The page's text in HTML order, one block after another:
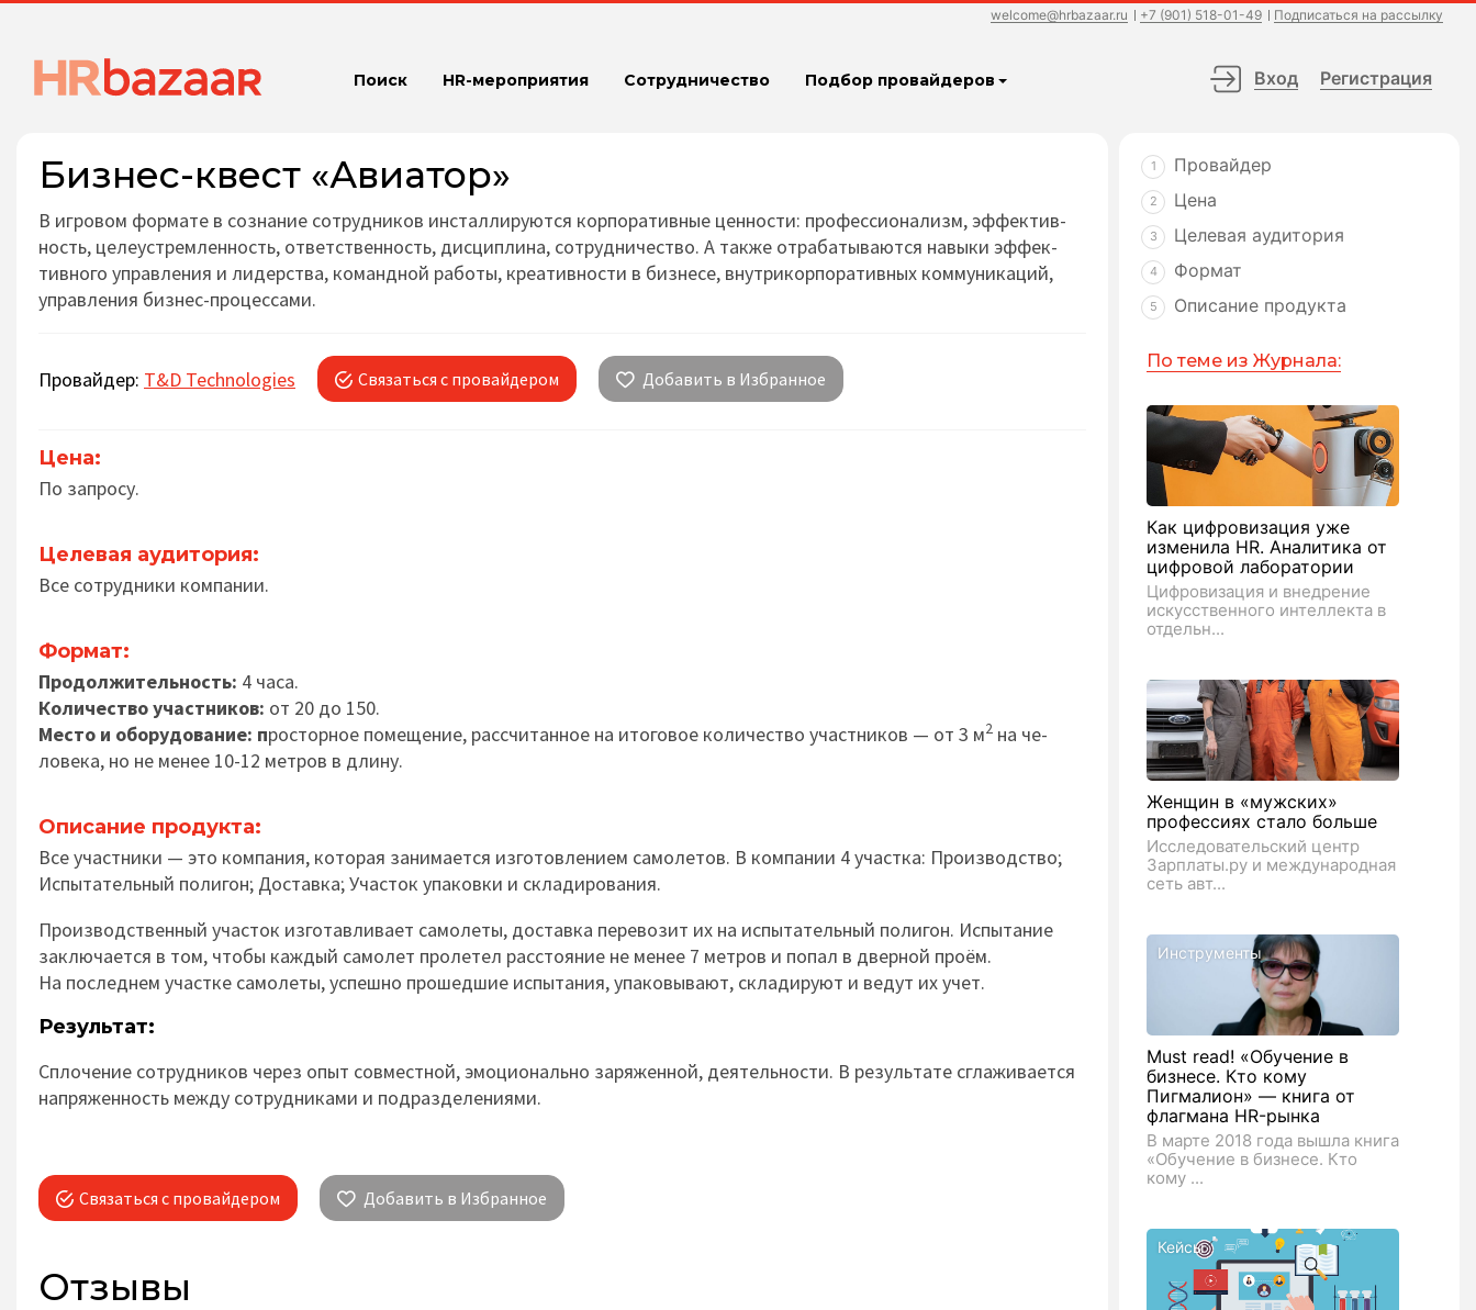
welcome@hrbazaar.ru +7 (901) 518-01-49 Подписаться на рассылку
Поиск HR-мероприятия Сотрудничество Подбор провайдеров Вход Регистрация
Бизнес-квест «Авиатор»
В игро­вом форма­те в созна­ние сотруд­ни­ков инстал­ли­руют­ся кор­по­ра­тив­ные цен­нос­ти: профес­сио­на­лизм, эф­фек­тив­
ность, целеуст­рем­лен­ность, от­ветст­вен­ность, дис­цип­ли­на, сот­руд­ни­чест­во. А также от­ра­ба­ты­вают­ся навы­ки эф­фек­
тив­но­го управ­ле­ния и лидерст­ва, команд­ной работы, креа­тив­нос­ти в бизнесе, внут­ри­кор­по­ра­тив­ных ком­му­ни­ка­ций,
управ­ле­ния бизнес-процессами.
Провайдер: T&D Technologies Связаться с провайдером Добавить в Избранное
Цена:
По запросу.
Целевая аудитория:
Все сотрудники компании.
Формат:
Продолжительность: 4 часа.
Количество участников: от 20 до 150.
Место и оборудование: просторное поме­ще­ние, рас­счи­тан­ное на ито­го­вое ко­ли­чест­во участ­ни­ков — от 3 м2 на че­
лове­ка, но не менее 10-12 метров в длину.
Описание продукта:
Все участ­ни­ки — это компа­ния, кото­рая за­нимает­ся изго­тов­ле­нием само­ле­тов. В компа­нии 4 участка: Произ­водст­во;
Испы­та­тель­ный по­ли­гон; Достав­ка; Учас­ток упа­ков­ки и складирования.
Производственный участок из­го­тав­ли­вает само­ле­ты, достав­ка пере­во­зит их на испы­та­тель­ный по­ли­гон. Испыта­ние
заклю­чает­ся в том, чтобы каж­дый само­лет про­ле­тел рас­стоя­ние не менее 7 метров и попал в двер­ной проём.
На послед­нем участ­ке само­ле­ты, успеш­но про­шед­шие испы­та­ния, упа­ко­вы­вают, скла­ди­руют и ведут их учет.
Результат:
Сплочение сотруд­ни­ков через опыт сов­мест­ной, эмо­цио­наль­но заря­жен­ной, дея­тель­нос­ти. В резуль­та­те сгла­жи­вает­ся
напря­жен­ность между сотруд­ни­ка­ми и подразделениями.
Связаться с провайдером Добавить в Избранное
Отзывы
1 Провайдер
2 Цена
3 Целевая аудитория
4 Формат
5 Описание продукта
По теме из Журнала:
Как цифровизация уже
изменила HR. Аналитика от
цифровой лаборатории
Цифровизация и внедрение
искусственного интеллекта в
отдельн...
Женщин в «мужских»
профессиях стало больше
Исследовательский центр
Зарплаты.ру и международная
сеть авт...
Инструменты
Must read! «Обучение в
бизнесе. Кто кому
Пигмалион» — книга от
флагмана HR-рынка
В марте 2018 года вышла книга
«Обучение в бизнесе. Кто
кому ...
Кейсы